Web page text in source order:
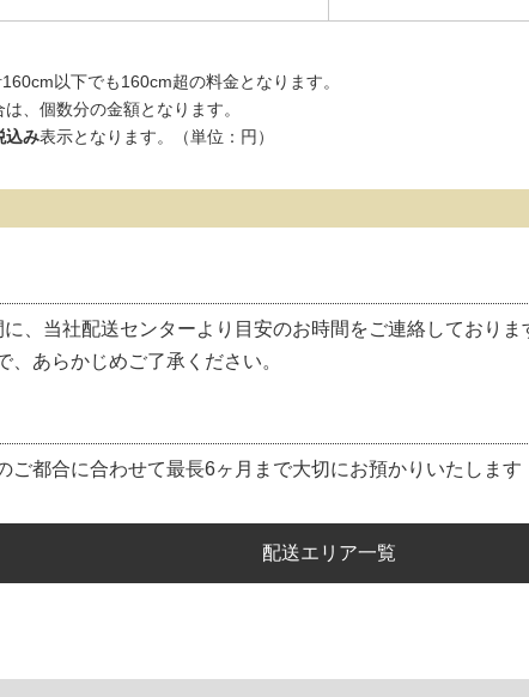
以下でも160cm超の料金となります。
、個数分の金額となります。
込み表示となります。（単位：円）
、当社配送センターより目安のお時間をご連絡しておりま
あらかじめご了承ください。
ご都合に合わせて最長6ヶ月まで大切にお預かりいたします
配送エリア一覧